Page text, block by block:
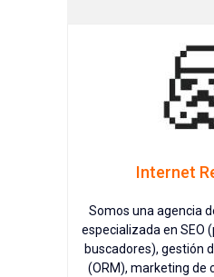
Internet
Somos una agencia
especializada en SEO
buscadores), gestión
(ORM), marketing de